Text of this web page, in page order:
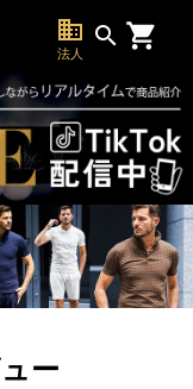
business
法人
search
ー